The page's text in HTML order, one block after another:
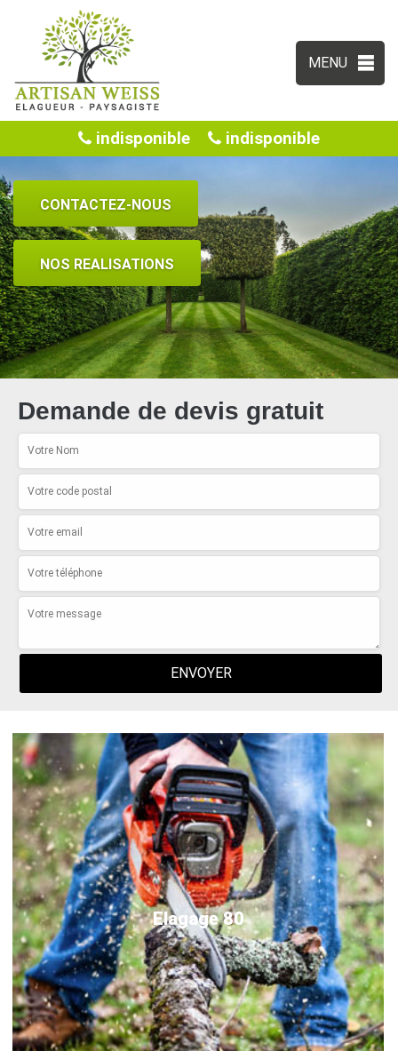
MENU
indisponible indisponible
CONTACTEZ-NOUS
NOS REALISATIONS
Demande de devis gratuit
Elagage 80